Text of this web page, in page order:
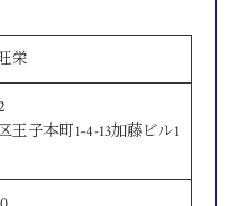
栄
王子本町1-4-13加藤ビル1